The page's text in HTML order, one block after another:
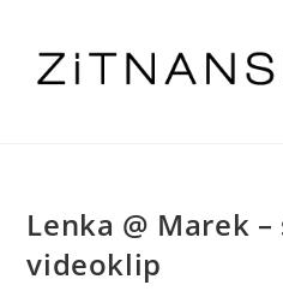
Lenka @ Marek
videoklip